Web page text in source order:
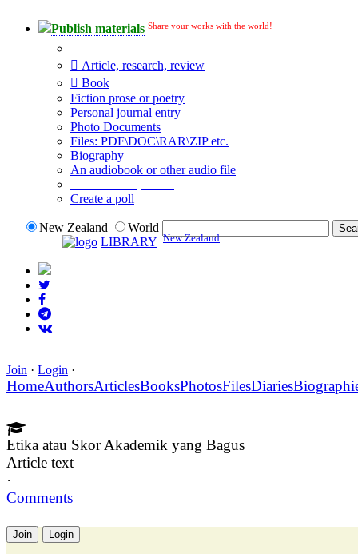
Publish materials Share your works with the world!
Article, research, review
Book
Fiction prose or poetry
Personal journal entry
Photo Documents
Files: PDF\DOC\RAR\ZIP etc.
Biography
An audiobook or other audio file
Create a poll
New Zealand
World
LIBRARY New Zealand
Join · Login ·
HomeAuthorsArticlesBooksPhotosFilesDiaries
Etika atau Skor Akademik yang Bagus
Article text
·
Comments
Join Login